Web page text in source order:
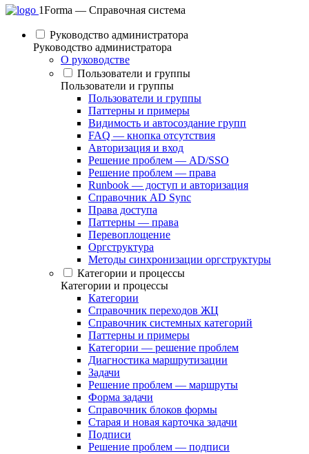
1Forma — Справочная система
Руководство администратора
Руководство администратора
О руководстве
Пользователи и группы
Пользователи и группы
Пользователи и группы
Паттерны и примеры
Видимость и автосоздание групп
FAQ — кнопка отсутствия
Авторизация и вход
Решение проблем — AD/SSO
Решение проблем — права
Runbook — доступ и авторизация
Справочник AD Sync
Права доступа
Паттерны — права
Перевоплощение
Оргструктура
Методы синхронизации оргструктуры
Категории и процессы
Категории и процессы
Категории
Справочник переходов ЖЦ
Справочник системных категорий
Паттерны и примеры
Категории — решение проблем
Диагностика маршрутизации
Задачи
Решение проблем — маршруты
Форма задачи
Справочник блоков формы
Старая и новая карточка задачи
Подписи
Решение проблем — подписи